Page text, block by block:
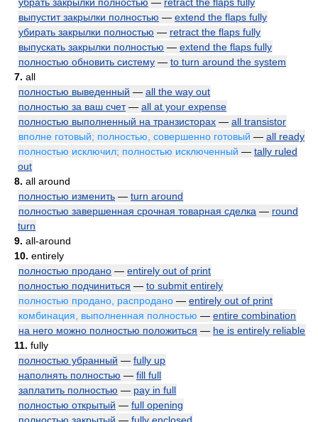
выпустит закрылки полностью — extend the flaps fully
убирать закрылки полностью — retract the flaps fully
выпускать закрылки полностью — extend the flaps fully
полностью обновить систему — to turn around the system
7. all
полностью выведенный — all the way out
полностью за ваш счет— all at your expense
полностью выполненный на транзисторах — all transistor
вполне готовый; полностью, совершенно готовый — all ready
полностью исключил; полностью исключенный — tally ruled
out
8. all around
полностью изменить — turn around
полностью завершенная срочная товарная сделка — round
turn
9. all-around
10. entirely
полностью продано — entirely out of print
полностью подчиниться — to submit entirely
полностью продано, распродано — entirely out of print
комбинация, выполненная полностью — entire combination
на него можно полностью положиться — he is entirely reliable
11. fully
полностью убранный — fully up
наполнять полностью — fill full
заплатить полностью — pay in full
полностью открытый — full opening